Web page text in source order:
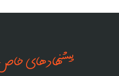
پیشنهادهای